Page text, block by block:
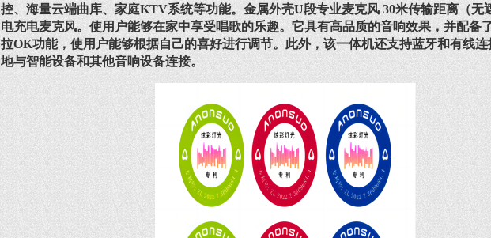
控、海量云端曲库、家庭KTV系统等功能。金属外壳U段专业麦克风 30米传输距离（无
电充电麦克风。使用户能够在家中享受唱歌的乐趣。它具有高品质的音响效果，并配备
拉OK功能，使用户能够根据自己的喜好进行调节。此外，该一体机还支持蓝牙和有线
地与智能设备和其他音响设备连接。